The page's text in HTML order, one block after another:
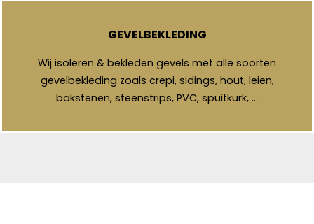
GEVELBEKLEDING
Wij isoleren & bekleden gevels met alle soorten
gevelbekleding zoals crepi, sidings, hout, leien,
bakstenen, steenstrips, PVC, spuitkurk, …